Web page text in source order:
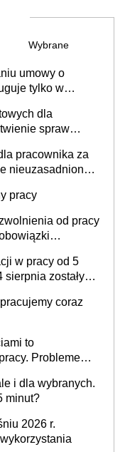
Wybrane
umowy o
tylko w
dla
spraw
pracownika za
nieuzasadniona
pracy
od pracy
w pracy od 5
sierpnia zostały
coraz
to
Problemem
i
i dla wybranych.
minut?
2026 r.